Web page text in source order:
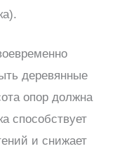
деревянные
опор должна
способствует
и снижает